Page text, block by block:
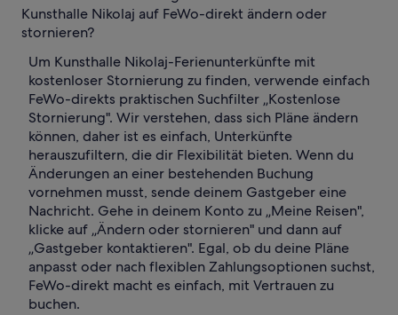
Kunsthalle Nikolaj auf FeWo-direkt ändern oder
stornieren?
Um Kunsthalle Nikolaj-Ferienunterkünfte mit
kostenloser Stornierung zu finden, verwende einfach
FeWo-direkts praktischen Suchfilter „Kostenlose
Stornierung". Wir verstehen, dass sich Pläne ändern
können, daher ist es einfach, Unterkünfte
herauszufiltern, die dir Flexibilität bieten. Wenn du
Änderungen an einer bestehenden Buchung
vornehmen musst, sende deinem Gastgeber eine
Nachricht. Gehe in deinem Konto zu „Meine Reisen",
klicke auf „Ändern oder stornieren" und dann auf
„Gastgeber kontaktieren". Egal, ob du deine Pläne
anpasst oder nach flexiblen Zahlungsoptionen suchst,
FeWo-direkt macht es einfach, mit Vertrauen zu
buchen.